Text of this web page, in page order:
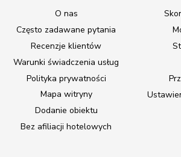
O nas
Często zadawane pytania
Recenzje klientów
Warunki świadczenia usług
Polityka prywatności
Mapa witryny
Dodanie obiektu
Bez afiliacji hotelowych